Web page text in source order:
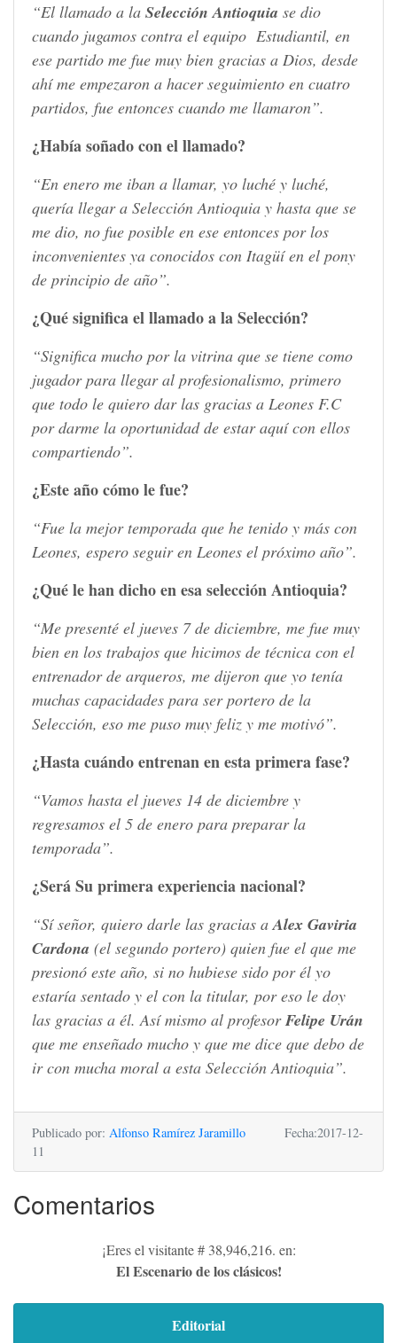
“El llamado a la Selección Antioquia se dio
cuando jugamos contra el equipo Estudiantil, en
ese partido me fue muy bien gracias a Dios, desde
ahí me empezaron a hacer seguimiento en cuatro
partidos, fue entonces cuando me llamaron”.
¿Había soñado con el llamado?
“En enero me iban a llamar, yo luché y luché,
quería llegar a Selección Antioquia y hasta que se
me dio, no fue posible en ese entonces por los
inconvenientes ya conocidos con Itagüí en el pony
de principio de año”.
¿Qué significa el llamado a la Selección?
“Significa mucho por la vitrina que se tiene como
jugador para llegar al profesionalismo, primero
que todo le quiero dar las gracias a Leones F.C
por darme la oportunidad de estar aquí con ellos
compartiendo”.
¿Este año cómo le fue?
“Fue la mejor temporada que he tenido y más con
Leones, espero seguir en Leones el próximo año”.
¿Qué le han dicho en esa selección Antioquia?
“Me presenté el jueves 7 de diciembre, me fue muy
bien en los trabajos que hicimos de técnica con el
entrenador de arqueros, me dijeron que yo tenía
muchas capacidades para ser portero de la
Selección, eso me puso muy feliz y me motivó”.
¿Hasta cuándo entrenan en esta primera fase?
“Vamos hasta el jueves 14 de diciembre y
regresamos el 5 de enero para preparar la
temporada”.
¿Será Su primera experiencia nacional?
“Sí señor, quiero darle las gracias aAlex Gaviria
Cardona (el segundo portero) quien fue el que me
presionó este año, si no hubiese sido por él yo
estaría sentado y el con la titular, por eso le doy
las gracias a él. Así mismo al profesorFelipe Urán
que me enseñado mucho y que me dice que debo de
ir con mucha moral a esta Selección Antioquia”.
Publicado por: Alfonso Ramírez Jaramillo Fecha:2017-12-
11
Comentarios
¡Eres el visitante # 38,946,216. en:
El Escenario de los clásicos!
Editorial